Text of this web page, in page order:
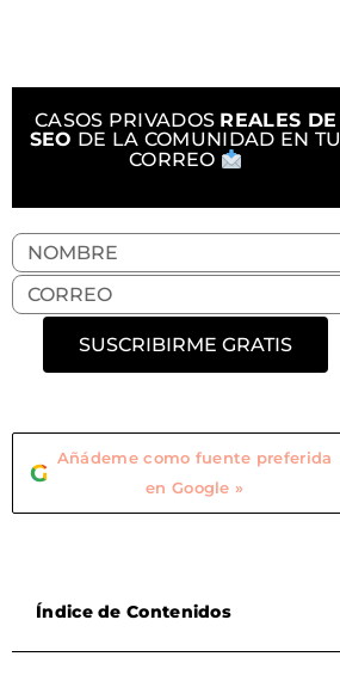
CASOS PRIVADOS REALES DE
SEO DE LA COMUNIDAD EN TU
CORREO
SUSCRIBIRME GRATIS
G
Añádeme como fuente preferida
en Google »
Índice de Contenidos